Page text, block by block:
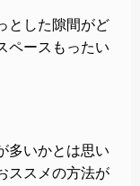
とした隙間がど
ペースもったい
多いかとは思い
ススメの方法が